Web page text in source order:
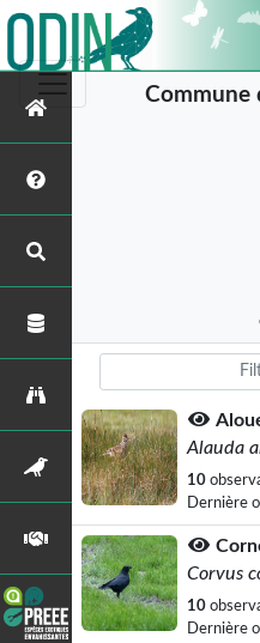
Commune
Alauda
10
Dernière
Corvus
10
Dernière